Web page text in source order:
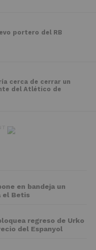
portero del RB
cerca de cerrar un
del Atlético de
en bandeja un
el Betis
regreso de Urko
del Espanyol